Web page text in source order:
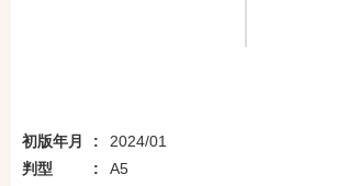
初版年月
2024/01
判型
A5